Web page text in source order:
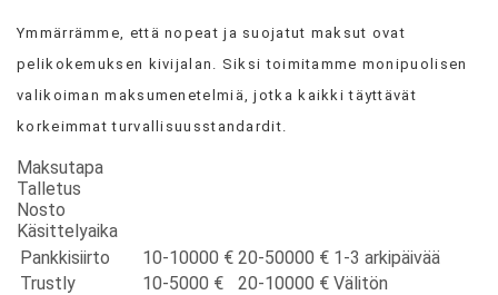
Ymmärrämme, että nopeat ja suojatut maksut ovat
pelikokemuksen kivijalan. Siksi toimitamme monipuolisen
valikoiman maksumenetelmiä, jotka kaikki täyttävät
korkeimmat turvallisuusstandardit.
Maksutapa
Talletus
Nosto
Käsittelyaika
Pankkisiirto
10-10000 € 20-50000 € 1-3 arkipäivää
Trustly
10-5000 € 20-10000 € Välitön